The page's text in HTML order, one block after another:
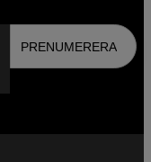
PRENUMERERA